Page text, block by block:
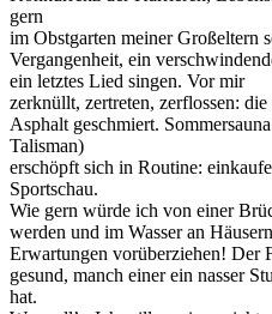
gern
im Obstgarten meiner Großeltern
Vergangenheit, ein
ein letztes Lied singen. Vor mir
zerknüllt, zertreten, zerflossen:
Asphalt geschmiert.
Talisman)
erschöpft sich in Routine:
Sportschau.
Wie gern würde ich von einer
werden und im Wasser an
Erwartungen vorüberziehen! Der
gesund, manch einer ein nasser
hat.